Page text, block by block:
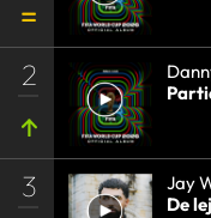
2
3
Jay
De